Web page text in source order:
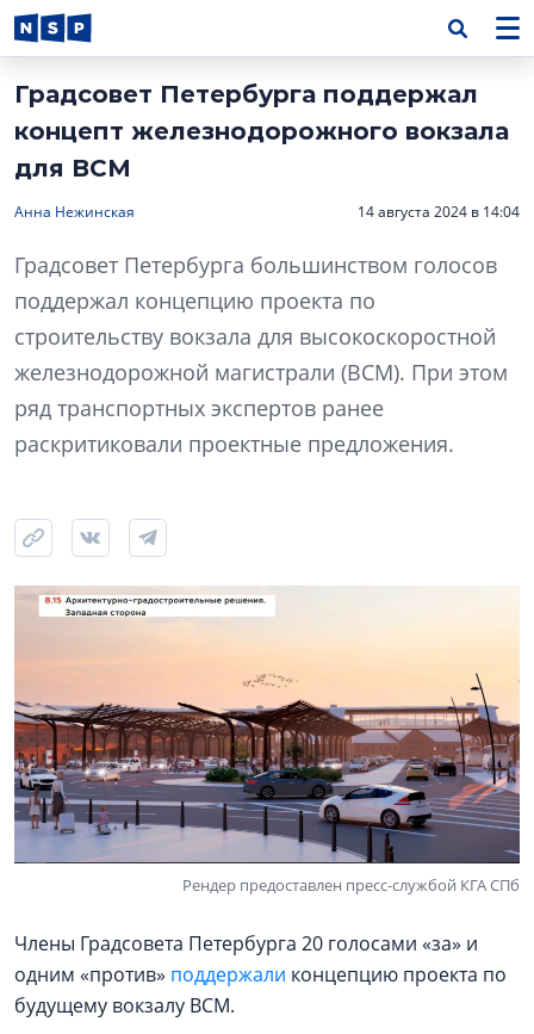
Градсовет Петербурга поддержал
концепт железнодорожного вокзала
для ВСМ
Анна Нежинская 14 августа 2024 в 14:04
Градсовет Петербурга большинством голосов
поддержал концепцию проекта по
строительству вокзала для высокоскоростной
железнодорожной магистрали (ВСМ). При этом
ряд транспортных экспертов ранее
раскритиковали проектные предложения.
Рендер предоставлен пресс-службой КГА СПб
Члены Градсовета Петербурга 20 голосами «за» и
одним «против» поддержали концепцию проекта по
будущему вокзалу ВСМ.